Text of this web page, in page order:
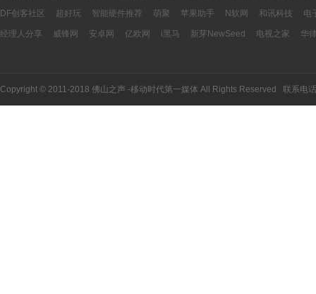
DF创客社区 超好玩 智能硬件推荐 萌聚 苹果助手 N软网 和讯科技 电
经理人分享 威锋网 安卓网 亿欧网 i黑马 新芽NewSeed 电视之家 华
Copyright © 2011-2018 佛山之声 -移动时代第一媒体 All Rights Reserved 联系